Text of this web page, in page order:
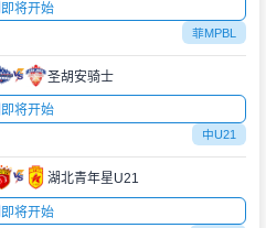
即将开始
菲MPBL
圣胡安骑士
即将开始
中U21
湖北青年星U21
即将开始